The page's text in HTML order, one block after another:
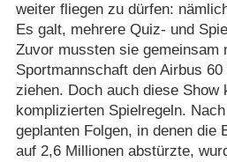
weiter fliegen zu dürfen:
Es galt, mehrere Quiz- und
Zuvor mussten sie gemeinsam
Sportmannschaft den Airbus
ziehen. Doch auch diese Show
komplizierten Spielregeln.
geplanten Folgen, in denen die
auf 2,6 Millionen abstürzte,